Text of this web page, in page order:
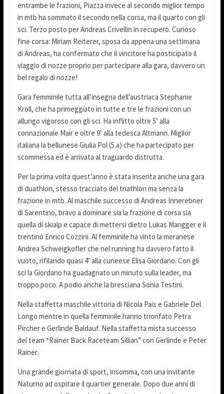
entrambe le frazioni, Piazza invece al secondo miglior tempo
in mtb ha sommato il secondo nella corsa, ma il quarto con gli
sci. Terzo posto per Andreas Crivellin in recupero. Curioso
fine corsa: Miriam Reiterer, sposa da appena una settimana
di Andreas, ha confermato che il vincitore ha posticipato il
viaggio di nozze proprio per partecipare alla gara, davvero un
bel regalo di nozze!
Gara femminile tutta all’insegna dell’austriaca Stephanie
Kröll, che ha primeggiato in tutte e tre le frazioni con un
allungo vigoroso con gli sci. Ha inflitto oltre 5’ alla
connazionale Mair e oltre 9’ alla tedesca Altmann. Miglior
italiana la bellunese Giulia Pol (5.a) che ha partecipato per
scommessa ed è arrivata al traguardo distrutta.
Per la prima volta quest’anno è stata inserita anche una gara
di duathlon, stesso tracciato del triathlon ma senza la
frazione in mtb. Al maschile successo di Andreas Innerebner
di Sarentino, bravo a dominare sia la frazione di corsa sia
quella di skialp e capace di mettersi dietro Lukas Mangger e il
trentino Enrico Cozzini. Al femminile ha vinto la meranese
Andrea Schweigkofler che nel running ha davvero fatto il
vuoto, rifilando quasi 4’ alla cuneese Elisa Giordano. Con gli
sci la Giordano ha guadagnato un minuto sulla leader, ma
troppo poco. A podio anche la bresciana Sonia Testini.
Nella staffetta maschile vittoria di Nicola Pais e Gabriele Del
Longo mentre in quella femminile hanno trionfato Petra
Pircher e Gerlinde Baldauf. Nella staffetta mista successo
del team “Rainer Back Raceteam Sillian” con Gerlinde e Peter
Rainer.
Una grande giornata di sport, insomma, con una invitante
Naturno ad ospitare il quartier generale. Dopo due anni di